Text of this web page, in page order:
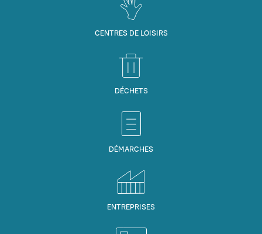
CENTRES DE LOISIRS
DÉCHETS
DÉMARCHES
ENTREPRISES